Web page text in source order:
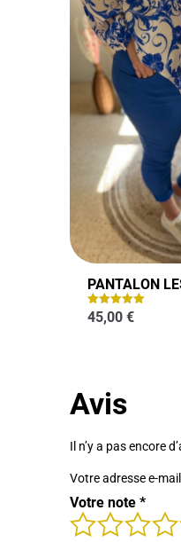
PANTALON
Note
5.00
45,00 €
Avis
Il n’y a pas encore
Votre adresse e-
Votre note *